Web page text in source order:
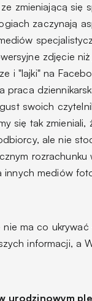
zmieniającą się
zaczynają
zdjęcie
i "lajki" na
praca
swoich
się tak zmieniali,
ale nie
mediów
ma co
informacji, a
urodzinowym